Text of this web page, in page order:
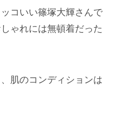
コいい篠塚大輝さんで
ゃれには無頓着だった
肌のコンディションは